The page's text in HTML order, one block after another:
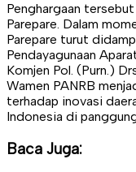
Penghargaan
Parepare. Dalam
Parepare turut
Pendayagunaan
Komjen Pol. (Purn.)
Wamen PANRB
terhadap inovasi
Indonesia di
Baca Juga: